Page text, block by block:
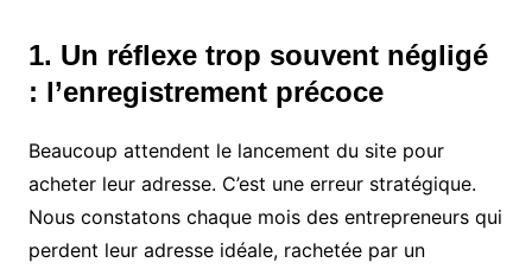
1. Un réflexe trop souvent négligé
: l’enregistrement précoce
Beaucoup attendent le lancement du site pour
acheter leur adresse. C’est une erreur stratégique.
Nous constatons chaque mois des entrepreneurs qui
perdent leur adresse idéale, rachetée par un